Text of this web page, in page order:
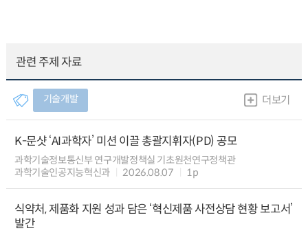
관련 주제 자료
기술개발 더보기
K-문샷 ‘AI과학자’ 미션 이끌 총괄지휘자(PD) 공모
과학기술정보통신부 연구개발정책실 기초원천연구정책관
과학기술인공지능혁신과
2026.08.07 1p
식약처, 제품화 지원 성과 담은 ‘혁신제품 사전상담 현황 보고서’
발간